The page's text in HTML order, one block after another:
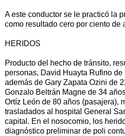
A este conductor se le practicó la
como resultado cero por ciento de
HERIDOS
Producto del hecho de tránsito,
personas, David Huayta Rufino de
además de Gary Zapata Ozini de
Gonzalo Beltrán Magne de 34
Ortíz León de 80 años (pasajera),
trasladados al hospital General
capital. En el nosocomio, los
diagnóstico preliminar de poli